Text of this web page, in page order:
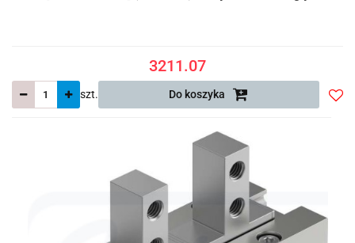
3211.07
szt. Do koszyka